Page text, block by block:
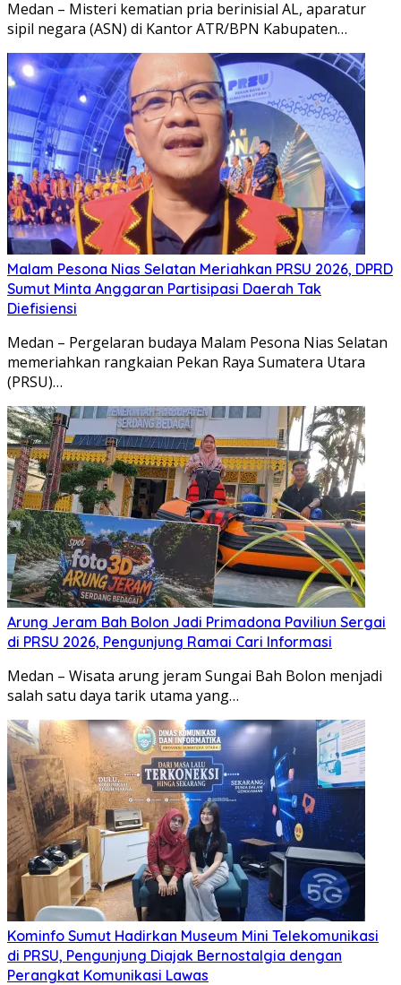
Medan – Misteri kematian pria berinisial AL, aparatur
sipil negara (ASN) di Kantor ATR/BPN Kabupaten…
Malam Pesona Nias Selatan Meriahkan PRSU 2026, DPRD
Sumut Minta Anggaran Partisipasi Daerah Tak
Diefisiensi
Medan – Pergelaran budaya Malam Pesona Nias Selatan
memeriahkan rangkaian Pekan Raya Sumatera Utara
(PRSU)…
Arung Jeram Bah Bolon Jadi Primadona Paviliun Sergai
di PRSU 2026, Pengunjung Ramai Cari Informasi
Medan – Wisata arung jeram Sungai Bah Bolon menjadi
salah satu daya tarik utama yang…
Kominfo Sumut Hadirkan Museum Mini Telekomunikasi
di PRSU, Pengunjung Diajak Bernostalgia dengan
Perangkat Komunikasi Lawas